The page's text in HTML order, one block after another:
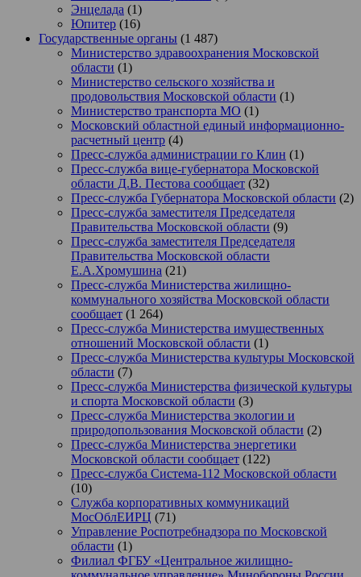
Энцелада (1)
Юпитер (16)
Государственные органы (1 487)
Министерство здравоохранения Московской
области (1)
Министерство сельского хозяйства и
продовольствия Московской области (1)
Министерство транспорта МО (1)
Московский областной единый информационно-
расчетный центр (4)
Пресс-служба администрации го Клин (1)
Пресс-служба вице-губернатора Московской
области Д.В. Пестова сообщает (32)
Пресс-служба Губернатора Московской области (2)
Пресс-служба заместителя Председателя
Правительства Московской области (9)
Пресс-служба заместителя Председателя
Правительства Московской области
Е.А.Хромушина (21)
Пресс-служба Министерства жилищно-
коммунального хозяйства Московской области
сообщает (1 264)
Пресс-служба Министерства имущественных
отношений Московской области (1)
Пресс-служба Министерства культуры Московской
области (7)
Пресс-служба Министерства физической культуры
и спорта Московской области (3)
Пресс-служба Министерства экологии и
природопользования Московской области (2)
Пресс-служба Министерства энергетики
Московской области сообщает (122)
Пресс-служба Система-112 Московской области
(10)
Служба корпоративных коммуникаций
МосОблЕИРЦ (71)
Управление Роспотребнадзора по Московской
области (1)
Филиал ФГБУ «Центральное жилищно-